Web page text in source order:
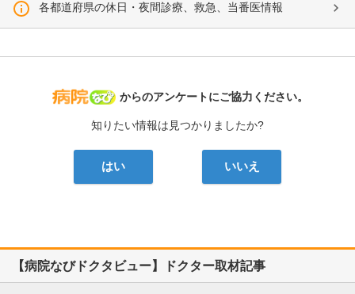
各都道府県の休日・夜間診療、救急、当番医情報
病院なび
からのアンケートにご協力ください。
知りたい情報は見つかりましたか?
はい いいえ
【病院なびドクタビュー】ドクター取材記事